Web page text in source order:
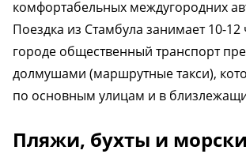
комфортабельных междугородних
Поездка из Стамбула занимает 10-
городе общественный транспорт
долмушами (маршрутные такси),
по основным улицам и в
Пляжи, бухты и